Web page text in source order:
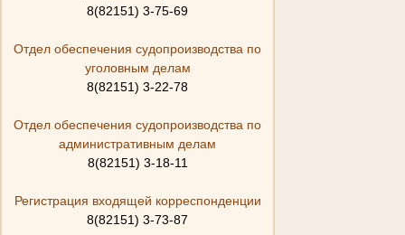
8(82151) 3-75-69
Отдел обеспечения судопроизводства по
уголовным делам
8(82151) 3-22-78
Отдел обеспечения судопроизводства по
административным делам
8(82151) 3-18-11
Регистрация входящей корреспонденции
8(82151) 3-73-87